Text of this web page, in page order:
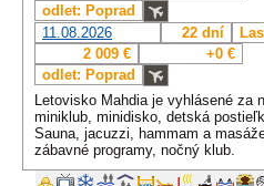
odlet: Poprad
11.08.2026
22 dní
2 009 €
+0 €
odlet: Poprad
Letovisko Mahdia je vyhlásené za
miniklub, minidisko, detská
Sauna, jacuzzi, hammam a
zábavné programy, nočný klub.